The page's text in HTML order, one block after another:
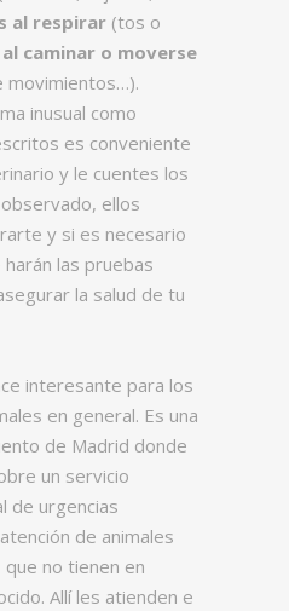
al respirar (tos o
caminar o moverse
movimientos…).
inusual como
es conveniente
y le cuentes los
ellos
y si es necesario
las pruebas
la salud de tu
interesante para los
en general. Es una
de Madrid donde
un servicio
de urgencias
de animales
no tienen en
Allí les atienden e